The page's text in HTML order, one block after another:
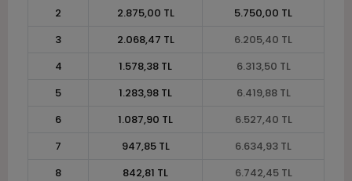
2 2.875,00 TL
5.750,00 TL
3
2.068,47 TL
6.205,40 TL
4
1.578,38 TL
6.313,50 TL
5
1.283,98 TL
6.419,88 TL
6
1.087,90 TL
6.527,40 TL
7
947,85 TL
6.634,93 TL
8
842,81 TL
6.742,45 TL